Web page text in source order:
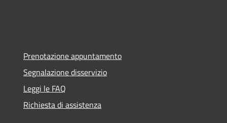
Prenotazione appuntamento
Segnalazione disservizio
Leggi le FAQ
Richiesta di assistenza